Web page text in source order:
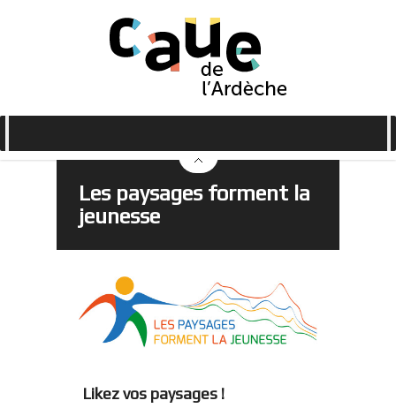
Les paysages forment la
jeunesse
Likez vos paysages !